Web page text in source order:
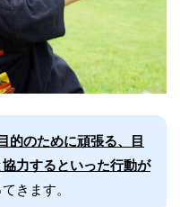
目的のために頑張る、目
力するといった行動が
きます。